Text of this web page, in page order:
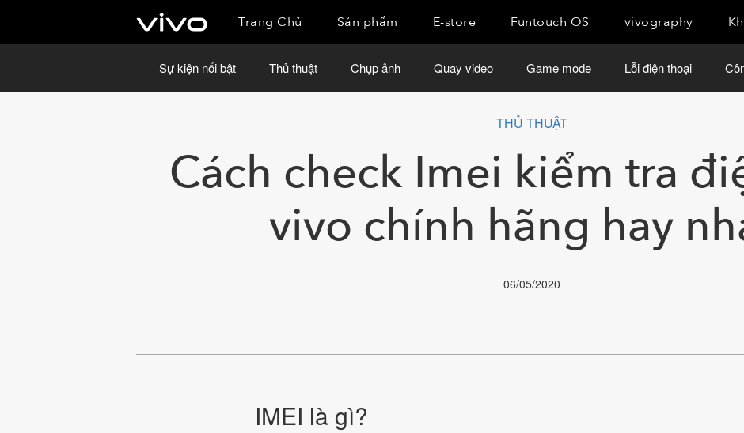
Trang Chủ Sản phẩm E-store Funtouch OS vivography
Sự kiện nổi bật Thủ thuật Chụp ảnh Quay video Game mode Lỗi điện thoại
THỦ THUẬT
Cách check Imei kiểm tra
vivo chính hãng hay
06/05/2020
IMEI là gì?